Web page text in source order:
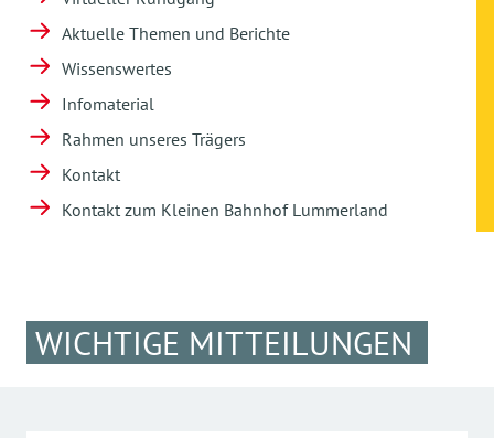
Aktuelle Themen und Berichte
Wissenswertes
Infomaterial
Rahmen unseres Trägers
Kontakt
Kontakt zum Kleinen Bahnhof Lummerland
WICHTIGE MITTEILUNGEN